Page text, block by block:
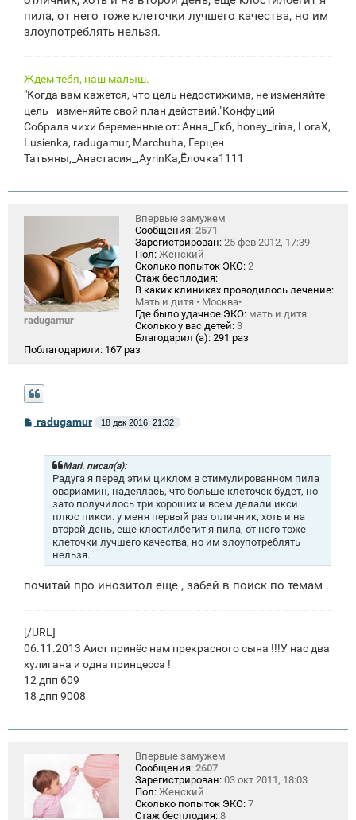
пила, от него тоже клеточки лучшего качества, но им
злоупотреблять нельзя.
Ждем тебя, наш малыш.
"Когда вам кажется, что цель недостижима, не изменяйте
цель - изменяйте свой план действий."Конфуций
Собрала чихи беременные от: Анна_Екб, honey_irina, LoraX,
Lusienka, radugamur, Marchuha, Герцен
Татьяны,_Анастасия_,AyrinKa,Ёлочка1111
radugamur
Впервые замужем
Сообщения: 2571
Зарегистрирован: 25 фев 2012, 17:39
Пол: Женский
Сколько попыток ЭКО: 2
Стаж бесплодия: ––
В каких клиниках проводилось лечение:
Мать и дитя • Москва•
Где было удачное ЭКО: мать и дитя
Сколько у вас детей: 3
Благодарил (а): 291 раз
Поблагодарили: 167 раз
Сradugamur 18 дек 2016, 21:32
Mari. писал(а):
Радуга я перед этим циклом в стимулированном пила
овариамин, надеялась, что больше клеточек будет, но
зато получилось три хороших и всем делали икси
плюс пикси. у меня первый раз отличник, хоть и на
второй день, еще клостилбегит я пила, от него тоже
клеточки лучшего качества, но им злоупотреблять
нельзя.
почитай про инозитол еще , забей в поиск по темам .
[/URL]
06.11.2013 Аист принёс нам прекрасного сына !!!У нас два
хулигана и одна принцесса !
12 дпп 609
18 дпп 9008
Впервые замужем
Сообщения: 2607
Зарегистрирован: 03 окт 2011, 18:03
Пол: Женский
Сколько попыток ЭКО: 7
Стаж бесплодия: 8